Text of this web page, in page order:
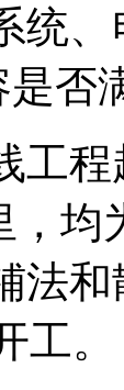
统
否
程
，
法
工。